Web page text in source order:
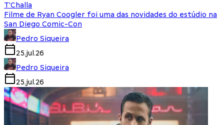
T'Challa
Filme de Ryan Coogler foi uma das novidades do estúdio na
San Diego Comic-Con
Pedro Siqueira
25.jul.26
Pedro Siqueira
25.jul.26